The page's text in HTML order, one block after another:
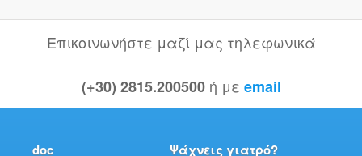
Επικοινωνήστε μαζί μας τηλεφωνικά
(+30) 2815.200500 ή με email
doc Ψάχνεις γιατρό?